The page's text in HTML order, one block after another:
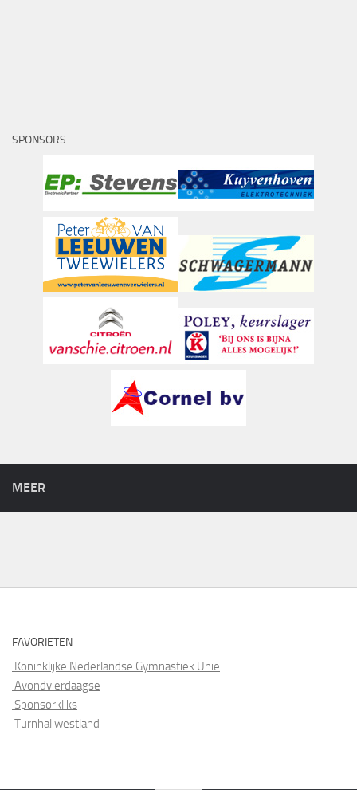
SPONSORS
MEER
FAVORIETEN
Koninklijke Nederlandse Gymnastiek Unie
Avondvierdaagse
Sponsorkliks
Turnhal westland